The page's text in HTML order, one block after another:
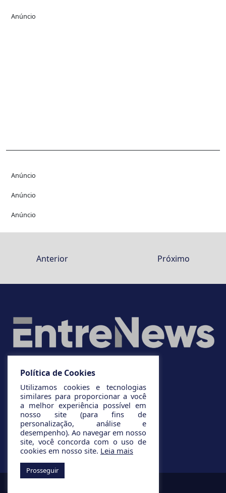
Anúncio
Anúncio
Anúncio
Anúncio
Anterior Próximo
Política de Cookies
Utilizamos cookies e tecnologias
similares para proporcionar a você
a melhor experiência possível em
nosso site (para fins de
personalização, análise e
desempenho). Ao navegar em nosso
site, você concorda com o uso de
cookies em nosso site. Leia mais
Prosseguir